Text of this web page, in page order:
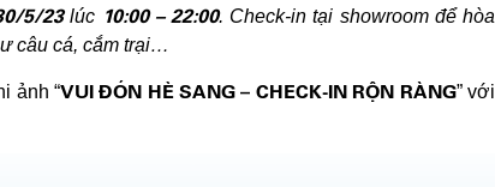
5/23lúc 10:00 – 22:00. Check-in tại showroom để hòa
câu cá, cắm trại…
ảnh “VUI ĐÓN HÈ SANG – CHECK-IN RỘN RÀNG” với